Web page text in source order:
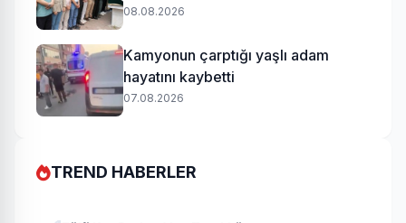
08.08.2026
Kamyonun çarptığı yaşlı adam
hayatını kaybetti
07.08.2026
TREND HABERLER